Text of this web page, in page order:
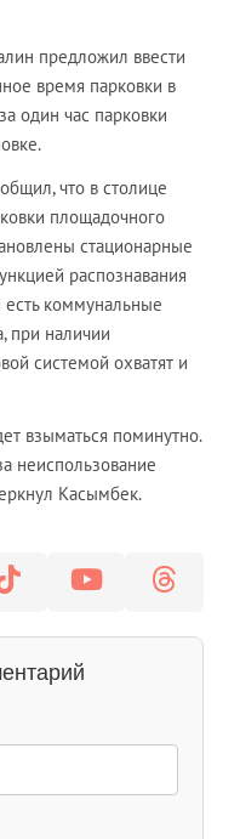
предложил ввести
время парковки в
один час парковки
что в столице
площадочного
стационарные
распознавания
коммунальные
при наличии
системой охватят и
взыматься поминутно.
неиспользование
Касымбек.